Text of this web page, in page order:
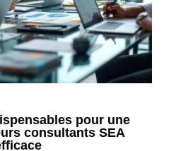
pour une
consultants SEA